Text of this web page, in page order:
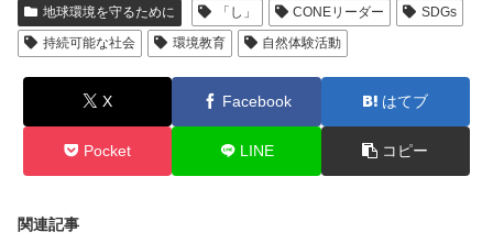
地球環境を守るために 「し」 CONEリーダー
SDGs
持続可能な社会
環境教育 自然体験活動
X Facebook はてブ
Pocket LINE コピー
関連記事